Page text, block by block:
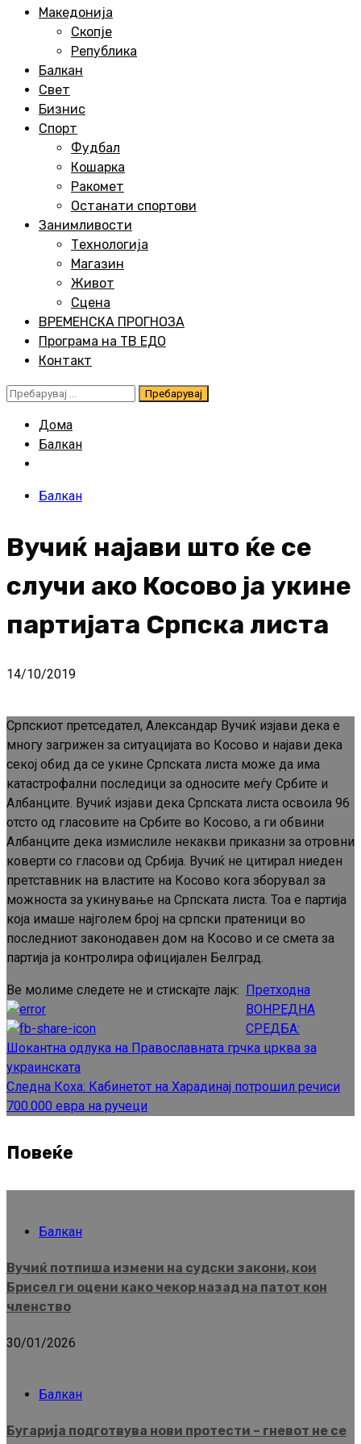
Македонија
Скопје
Република
Балкан
Свет
Бизнис
Спорт
Фудбал
Кошарка
Ракомет
Останати спортови
Занимливости
Технологија
Магазин
Живот
Сцена
ВРЕМЕНСКА ПРОГНОЗА
Програма на ТВ ЕДО
Контакт
Пребарувај
Дома
Балкан
Балкан
Вучиќ најави што ќе се
случи ако Косово ја укине
партијата Српска листа
14/10/2019
Српскиот претседател, Александар Вучиќ изјави дека е
многу загрижен за ситуацијата во Косово и најави дека
секој обид да се укине Српската листа може да има
катастрофални последици за односите меѓу Србите и
Албанците. Вучиќ изјави дека Српската листа освоила 96
отсто од гласовите на Србите во Косово, а ги обвини
Албанците дека измислиле некакви приказни за отровни
коверти со гласови од Србија. Вучиќ не цитирал ниеден
претставник на властите на Косово кога зборувал за
можноста за укинување на Српската листа. Тоа е партија
која имаше најголем број на српски пратеници во
последниот законодавен дом на Косово и се смета за
партија ја контролира официјален Белград.
Ве молиме следете не и стискајте лајк:
Continue
Reading
Претходна
ВОНРЕДНА
СРЕДБА:
Шокантна одлука на Православната грчка црква за
украинската
Следна Коха: Кабинетот на Харадинај потрошил речиси
700.000 евра на ручеци
Повеќе
Балкан
Вучиќ потпиша измени на судски закони, кои
Брисел ги оцени како чекор назад на патот кон
членство
30/01/2026
Балкан
Бугарија подготвува нови протести – гневот не се